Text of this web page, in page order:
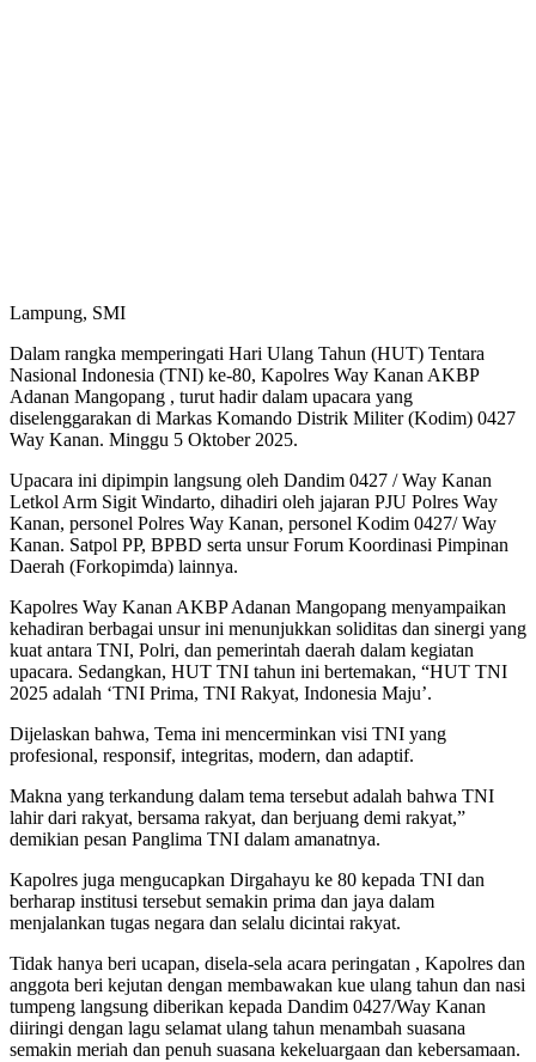
Lampung, SMI
Dalam rangka memperingati Hari Ulang Tahun (HUT) Tentara
Nasional Indonesia (TNI) ke-80, Kapolres Way Kanan AKBP
Adanan Mangopang , turut hadir dalam upacara yang
diselenggarakan di Markas Komando Distrik Militer (Kodim) 0427
Way Kanan. Minggu 5 Oktober 2025.
Upacara ini dipimpin langsung oleh Dandim 0427 / Way Kanan
Letkol Arm Sigit Windarto, dihadiri oleh jajaran PJU Polres Way
Kanan, personel Polres Way Kanan, personel Kodim 0427/ Way
Kanan. Satpol PP, BPBD serta unsur Forum Koordinasi Pimpinan
Daerah (Forkopimda) lainnya.
Kapolres Way Kanan AKBP Adanan Mangopang menyampaikan
kehadiran berbagai unsur ini menunjukkan soliditas dan sinergi yang
kuat antara TNI, Polri, dan pemerintah daerah dalam kegiatan
upacara. Sedangkan, HUT TNI tahun ini bertemakan, “HUT TNI
2025 adalah ‘TNI Prima, TNI Rakyat, Indonesia Maju’.
Dijelaskan bahwa, Tema ini mencerminkan visi TNI yang
profesional, responsif, integritas, modern, dan adaptif.
Makna yang terkandung dalam tema tersebut adalah bahwa TNI
lahir dari rakyat, bersama rakyat, dan berjuang demi rakyat,”
demikian pesan Panglima TNI dalam amanatnya.
Kapolres juga mengucapkan Dirgahayu ke 80 kepada TNI dan
berharap institusi tersebut semakin prima dan jaya dalam
menjalankan tugas negara dan selalu dicintai rakyat.
Tidak hanya beri ucapan, disela-sela acara peringatan , Kapolres dan
anggota beri kejutan dengan membawakan kue ulang tahun dan nasi
tumpeng langsung diberikan kepada Dandim 0427/Way Kanan
diiringi dengan lagu selamat ulang tahun menambah suasana
semakin meriah dan penuh suasana kekeluargaan dan kebersamaan.